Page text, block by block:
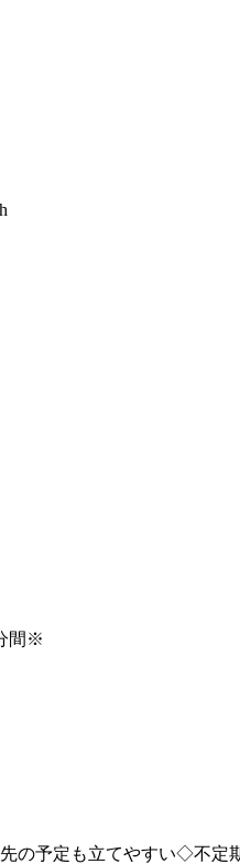
間※
の予定も立てやすい◇不